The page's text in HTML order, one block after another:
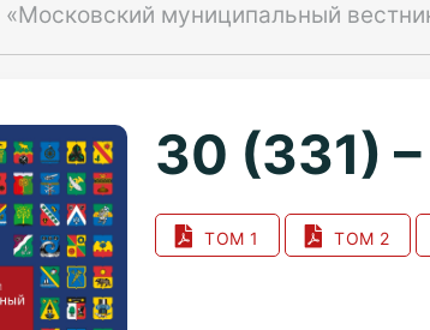
муниципальный
30 (331)
ТОМ 1 ТОМ 2